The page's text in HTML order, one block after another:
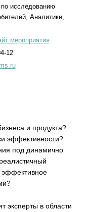
исследованию
Аналитики,
мероприятия
12
и продукта?
эффективности?
под динамично
эффективное
эксперты в области